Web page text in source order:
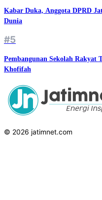
Kabar Duka, Anggota DPRD
Dunia
#5
Pembangunan Sekolah Rakyat
Khofifah
© 2026 jatimnet.com